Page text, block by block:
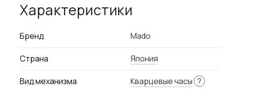
Характеристики
Бренд Mado
Страна Япония
Вид механизма Кварцевые часы ?